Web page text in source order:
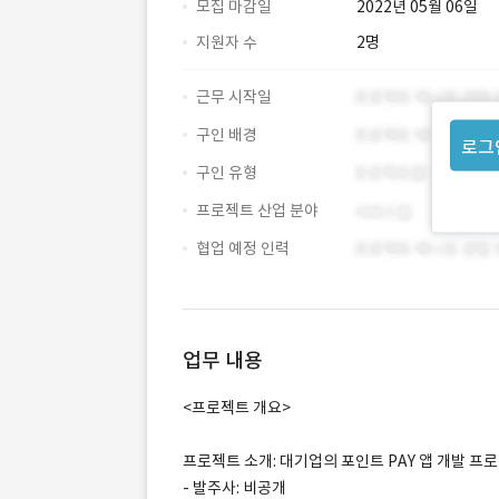
모집 마감일
2022년 05월 06일
지원자 수
2명
로
근무 시작일
구인 배경
구인 유형
프로젝트 산업 분야
협업 예정 인력
업무 내용
<프로젝트 개요>
프로젝트 소개: 대기업의 포인트 PAY 앱 개발 프
- 발주사: 비공개